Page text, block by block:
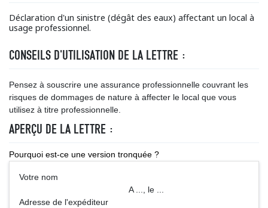
Déclaration d'un sinistre (dégât des eaux) affectant un local à
usage professionnel.
CONSEILS D'UTILISATION DE LA LETTRE :
Pensez à souscrire une assurance professionnelle couvrant les
risques de dommages de nature à affecter le local que vous
utilisez à titre professionnelle.
APERÇU DE LA LETTRE :
Pourquoi est-ce une version tronquée ?
Votre nom
A ..., le ...
Adresse de l'expéditeur